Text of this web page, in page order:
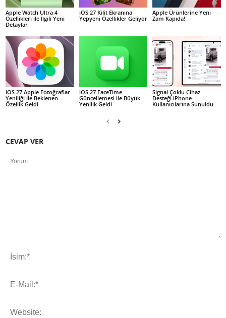
Apple Watch Ultra 4
Özellikleri ile İlgili Yeni
Detaylar
iOS 27 Kilit Ekranına
Yepyeni Özellikler Geliyor
Apple Ürünlerine Yeni
Zam Kapıda!
iOS 27 Apple Fotoğraflar
Yeniliği ile Beklenen
Özellik Geldi
iOS 27 FaceTime
Güncellemesi ile Büyük
Yenilik Geldi
Signal Çoklu Cihaz
Desteği iPhone
Kullanıcılarına Sunuldu
CEVAP VER